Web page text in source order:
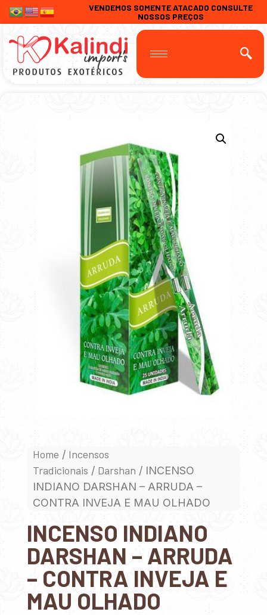
VENDEMOS SOMENTE ATACADO CONSULTE
NOSSOS PREÇOS
Home / Incensos
Tradicionais / Darshan / INCENSO
INDIANO DARSHAN – ARRUDA –
CONTRA INVEJA E MAU OLHADO
INCENSO INDIANO
DARSHAN – ARRUDA
– CONTRA INVEJA E
MAU OLHADO